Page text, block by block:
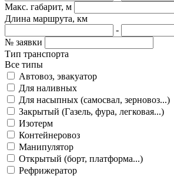
Макс. габарит, м
Длина маршрута, км
-
№ заявки
Тип транспорта
Все типы
Автовоз, эвакуатор
Для наливных
Для насыпных (самосвал, зерновоз...)
Закрытый (Газель, фура, легковая...)
Изотерм
Контейнеровоз
Манипулятор
Открытый (борт, платформа...)
Рефрижератор